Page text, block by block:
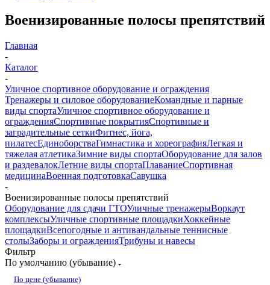
Военизированные полосы препятствий
Главная
-
Каталог
-
Уличное спортивное оборудование и ограждения
Тренажеры и силовое оборудованиеКомандные и парные
виды спортаУличное спортивное оборудование и
огражденияСпортивные покрытияСпортивные и
заградительные сеткиФитнес, йога,
пилатесЕдиноборстваГимнастика и хореографияЛегкая и
тяжелая атлетикаЗимние виды спортаОборудование для залов
и раздевалокЛетние виды спортаПлаваниеСпортивная
медицинаВоенная подготовкаСавушка
-
Военизированные полосы препятствий
Оборудование для сдачи ГТОУличные тренажерыВоркаут
комплексыУличные спортивные площадкиХоккейные
площадкиВсепогодные и антивандальные теннисные
столыЗаборы и огражденияТрибуны и навесы
Фильтр
По умолчанию (убывание)
По цене (убывание)